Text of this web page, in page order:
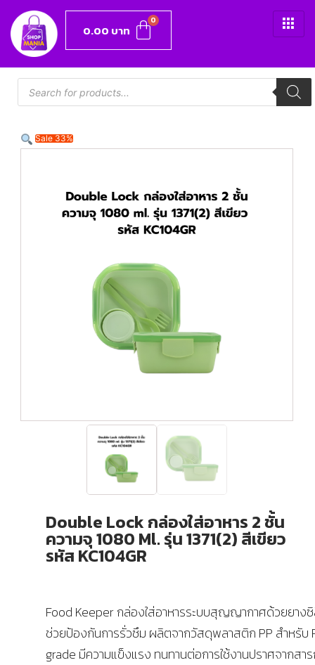
0.00 บาท
Sale 33%
Double Lock กล่องใส่อาหาร 2 ชั้น
ความจุ 1080 Ml. รุ่น 1371(2) สีเขียว
รหัส KC104GR
Food Keeper กล่องใส่อาหารระบบสุญญากาศด้วยยาง
ช่วยป้องกันการรั่วซึม ผลิตจากวัสดุพลาสติก PP สำหรับ
grade มีความแข็งแรง ทนทานต่อการใช้งานปราศจากสา